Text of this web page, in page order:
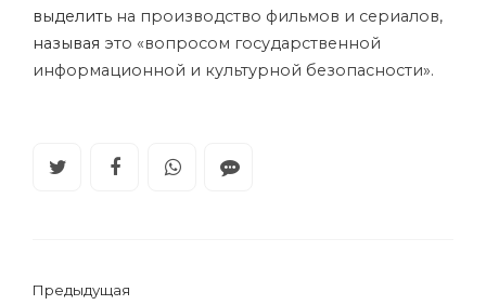
выделить на производство фильмов и сериалов,
называя это «вопросом государственной
информационной и культурной безопасности».
Предыдущая